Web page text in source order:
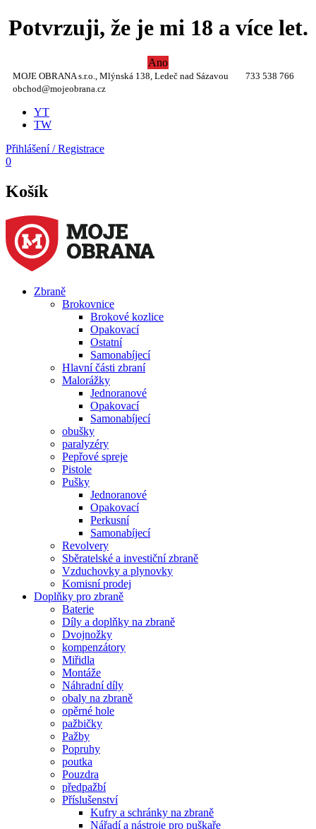
Potvrzuji, že je mi 18 a více let.
Ano
MOJE OBRANA s.r.o., Mlýnská 138, Ledeč nad Sázavou
733 538 766
obchod@mojeobrana.cz
YT
TW
Přihlášení / Registrace
0
Košík
Zbraně
Brokovnice
Brokové kozlice
Opakovací
Ostatní
Samonabíjecí
Hlavní části zbraní
Malorážky
Jednoranové
Opakovací
Samonabíjecí
obušky
paralyzéry
Pepřové spreje
Pistole
Pušky
Jednoranové
Opakovací
Perkusní
Samonabíjecí
Revolvery
Sběratelské a investiční zbraně
Vzduchovky a plynovky
Komisní prodej
Doplňky pro zbraně
Baterie
Díly a doplňky na zbraně
Dvojnožky
kompenzátory
Miřidla
Montáže
Náhradní díly
obaly na zbraně
opěrné hole
pažbičky
Pažby
Popruhy
poutka
Pouzdra
předpažbí
Příslušenství
Kufry a schránky na zbraně
Nářadí a nástroje pro puškaře